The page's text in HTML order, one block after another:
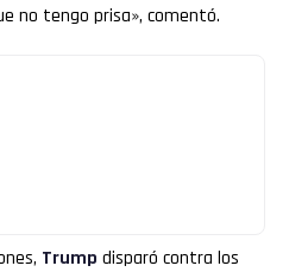
no tengo prisa», comentó.
Trump disparó contra los